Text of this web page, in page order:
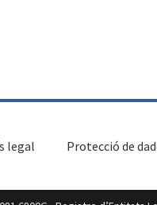
Protecció de
legal